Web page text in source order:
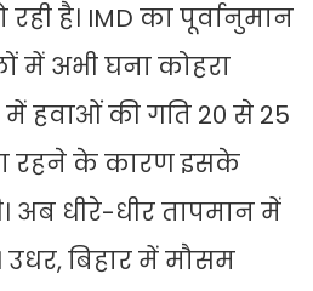
है। IMD का पूर्वानुमान
में अभी घना कोहरा
हवाओं की गति 20 से 25
रहने के कारण इसके
अब धीरे-धीर तापमान में
बिहार में मौसम